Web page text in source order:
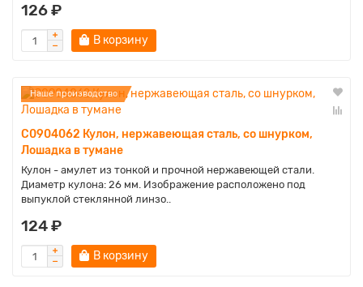
126 ₽
В корзину
Наше производство
C0904062 Кулон, нержавеющая сталь, со шнурком,
Лошадка в тумане
Кулон - амулет из тонкой и прочной нержавеющей стали.
Диаметр кулона: 26 мм. Изображение расположено под
выпуклой стеклянной линзо..
124 ₽
В корзину